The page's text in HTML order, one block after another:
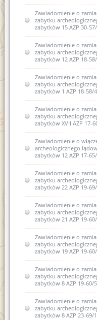
Zawiadomienie o
zabytku
zabytków 15 AZP 30-
Zawiadomienie o
zabytku
zabytków 12 AZP 18-
Zawiadomienie o
zabytku
zabytków 1 AZP 18-58/
Zawiadomienie o
zabytku
zabytków XVII AZP 17-
Zawiadomienie o
archeologicznego
zabytków 12 AZP 17-
Zawiadomienie o
zabytku
zabytków 22 AZP 19-
Zawiadomienie o
zabytku
zabytków 21 AZP 19-
Zawiadomienie o
zabytku
zabytków 19 AZP 19-
Zawiadomienie o
zabytku
zabytków 8 AZP 19-60/
Zawiadomienie o
zabytku
zabytków 8 AZP 23-69/